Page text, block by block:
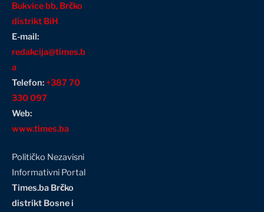
Bukvice bb, Brčko
distrikt BiH
E-mail:
redakcija@times.b
a
Telefon:+387 70
330 097
Web:
www.times.ba
Političko Nezavisni
Informativni Portal
Times.ba Brčko
distrikt Bosne i